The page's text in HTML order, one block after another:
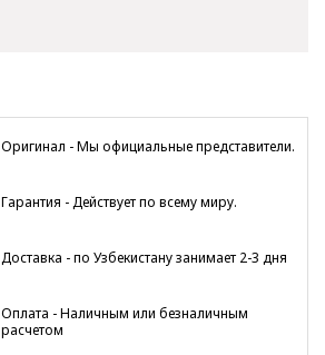
Оригинал - Мы официальные представители.
Гарантия - Действует по всему миру.
Доставка - по Узбекистану занимает 2-3 дня
Оплата - Наличным или безналичным
расчетом